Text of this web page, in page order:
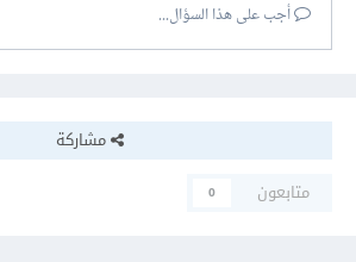
أجب على هذا السؤال...
مشاركة
متابعون
0